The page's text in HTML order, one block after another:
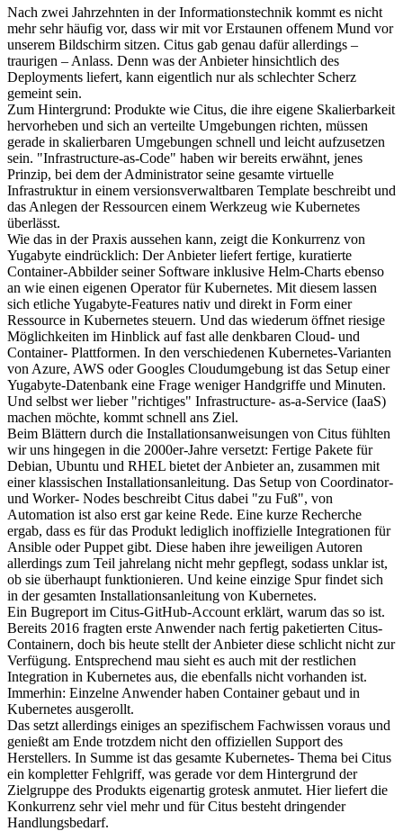
Nach zwei Jahrzehnten in der Informationstechnik kommt es nicht
mehr sehr häufig vor, dass wir mit vor Erstaunen offenem Mund vor
unserem Bildschirm sitzen. Citus gab genau dafür allerdings –
traurigen – Anlass. Denn was der Anbieter hinsichtlich des
Deployments liefert, kann eigentlich nur als schlechter Scherz
gemeint sein.
Zum Hintergrund: Produkte wie Citus, die ihre eigene Skalierbarkeit
hervorheben und sich an verteilte Umgebungen richten, müssen
gerade in skalierbaren Umgebungen schnell und leicht aufzusetzen
sein. "Infrastructure-as-Code" haben wir bereits erwähnt, jenes
Prinzip, bei dem der Administrator seine gesamte virtuelle
Infrastruktur in einem versionsverwaltbaren Template beschreibt und
das Anlegen der Ressourcen einem Werkzeug wie Kubernetes
überlässt.
Wie das in der Praxis aussehen kann, zeigt die Konkurrenz von
Yugabyte eindrücklich: Der Anbieter liefert fertige, kuratierte
Container-Abbilder seiner Software inklusive Helm-Charts ebenso
an wie einen eigenen Operator für Kubernetes. Mit diesem lassen
sich etliche Yugabyte-Features nativ und direkt in Form einer
Ressource in Kubernetes steuern. Und das wiederum öffnet riesige
Möglichkeiten im Hinblick auf fast alle denkbaren Cloud- und
Container- Plattformen. In den verschiedenen Kubernetes-Varianten
von Azure, AWS oder Googles Cloudumgebung ist das Setup einer
Yugabyte-Datenbank eine Frage weniger Handgriffe und Minuten.
Und selbst wer lieber "richtiges" Infrastructure- as-a-Service (IaaS)
machen möchte, kommt schnell ans Ziel.
Beim Blättern durch die Installationsanweisungen von Citus fühlten
wir uns hingegen in die 2000er-Jahre versetzt: Fertige Pakete für
Debian, Ubuntu und RHEL bietet der Anbieter an, zusammen mit
einer klassischen Installationsanleitung. Das Setup von Coordinator-
und Worker- Nodes beschreibt Citus dabei "zu Fuß", von
Automation ist also erst gar keine Rede. Eine kurze Recherche
ergab, dass es für das Produkt lediglich inoffizielle Integrationen für
Ansible oder Puppet gibt. Diese haben ihre jeweiligen Autoren
allerdings zum Teil jahrelang nicht mehr gepflegt, sodass unklar ist,
ob sie überhaupt funktionieren. Und keine einzige Spur findet sich
in der gesamten Installationsanleitung von Kubernetes.
Ein Bugreport im Citus-GitHub-Account erklärt, warum das so ist.
Bereits 2016 fragten erste Anwender nach fertig paketierten Citus-
Containern, doch bis heute stellt der Anbieter diese schlicht nicht zur
Verfügung. Entsprechend mau sieht es auch mit der restlichen
Integration in Kubernetes aus, die ebenfalls nicht vorhanden ist.
Immerhin: Einzelne Anwender haben Container gebaut und in
Kubernetes ausgerollt.
Das setzt allerdings einiges an spezifischem Fachwissen voraus und
genießt am Ende trotzdem nicht den offiziellen Support des
Herstellers. In Summe ist das gesamte Kubernetes- Thema bei Citus
ein kompletter Fehlgriff, was gerade vor dem Hintergrund der
Zielgruppe des Produkts eigenartig grotesk anmutet. Hier liefert die
Konkurrenz sehr viel mehr und für Citus besteht dringender
Handlungsbedarf.